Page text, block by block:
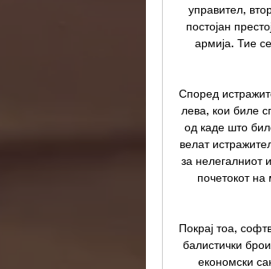
управител,
постојан
армија. Тие
Според
лева, кои биле
од каде што
велат
за нелегалниот
почетокот
Покрај тоа,
балистички
економски